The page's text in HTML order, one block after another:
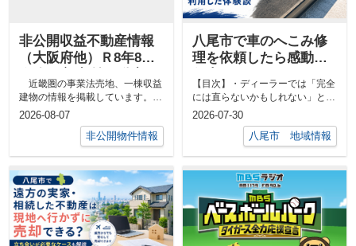
非公開収益不動産情報
（大阪府他）Ｒ8年8月
ＭＯＲＥ都市開発
近畿圏の事業法売地、一棟収益
建物の情報を掲載しています。
☆☆八尾市の事業用物件はこちら
から☆☆収益...
2026-08-07
非公開物件情報
八尾市で車のへこみ修
理を依頼したら感動の
リペアを利用した体験
談
【目次】・ディーラーでは「完全
には直らないかもしれない」と言
われた愛車の傷・八尾市・南久宝
2026-07-30
八尾市 地域情報